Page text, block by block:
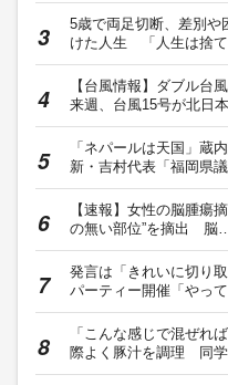
5歳で両足切断、差別や
けた人生 「人生は捨
【台風情報】ダブル台
来週、台風15号が北日
「ネパールは天国」
新・吉村代表「福岡県
【速報】女性の脳腫瘍
の無い部位”を摘出 脳…
発言は「きれいに切り
パーティー開催「やっ
「こんな感じで混ぜれ
際よく豚汁を調理 同